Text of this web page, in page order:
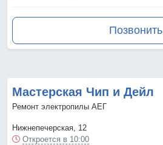
Позвонить
Мастерская Чип и Дейл
Ремонт электропилы АЕГ
Нижнепечерская, 12
Откроется в 10:00